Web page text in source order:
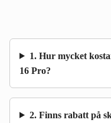
1. Hur mycket
16 Pro?
2. Finns rabatt på